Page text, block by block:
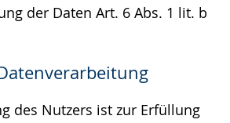
der Daten Art. 6 Abs. 1 lit. b
des Nutzers ist zur Erfüllung